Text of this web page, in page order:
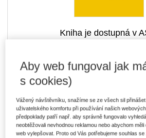
Kniha je dostupná v
Tištěná kniha
- expedice do 2 pracovních dnů
E-kniha Smarteca + soubory ke stažení
V prodeji - ihned k dispozici
Co je Smarteca?
Aby web fungoval jak
s cookies)
Vážený návštěvníku, snažíme se ze všech sil
uživatelského komfortu při používání našich
předpoklady patří např. aby správně fungovalo
neobtěžovali nevhodnou reklamou nebo abychom měli
web vylepšovat. Proto od Vás potřebujeme souhlas